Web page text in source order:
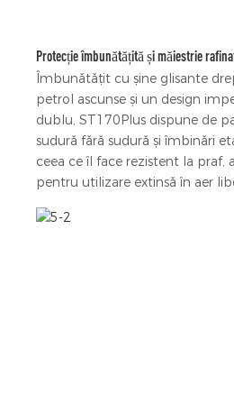
Protecție îmbunătățită și măiestrie
Îmbunătățit cu șine glisante
petrol ascunse și un design
dublu, ST170Plus dispune de
sudură fără sudură și îmbinări
ceea ce îl face rezistent la praf,
pentru utilizare extinsă în aer